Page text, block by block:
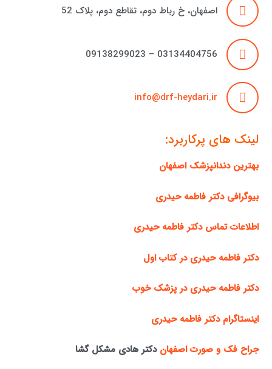
اصفهان، خ رباط دوم، تقاطع دوم، پلاک 52
03134404756 – 09138299023
info@drf-heydari.ir
لینک های پرکاربرد:
بهترین دندانپزشک اصفهان
بیوگرافی دکتر فاطمه حیدری
اطلاعات تماس دکتر فاطمه حیدری
دکتر فاطمه حیدری در کتاب اول
دکتر فاطمه حیدری در پزشک خوب
اینستاگرام دکتر فاطمه حیدری
جراح فک و صورت اصفهان دکتر هادی مشکل گشا